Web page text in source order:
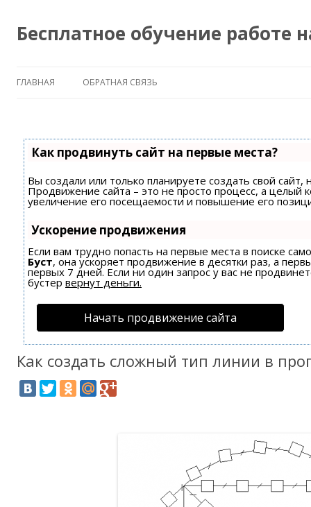
Бесплатное обучение работе
ГЛАВНАЯ ОБРАТНАЯ СВЯЗЬ
Как продвинуть сайт на первые места?
Вы создали или только планируете создать свой сайт,
Продвижение сайта – это не просто процесс, а целый
увеличение его посещаемости и повышение его
Ускорение продвижения
Если вам трудно попасть на первые места в поиске
Буст, она ускоряет продвижение в десятки раз, а
первых 7 дней. Если ни один запрос у вас не
бустер вернут деньги.
Начать продвижение сайта
Как создать сложный тип линии в